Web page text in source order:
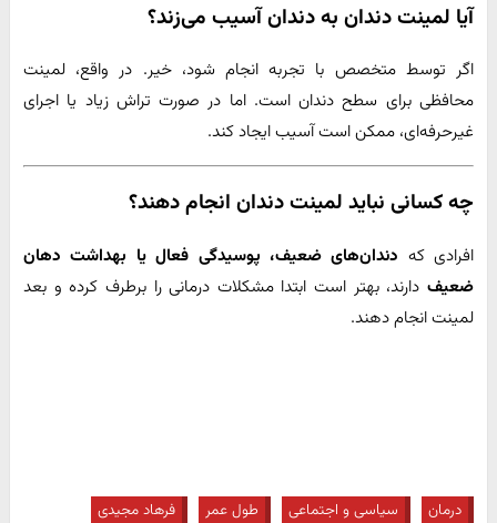
آیا لمینت دندان به دندان آسیب می‌زند؟
اگر توسط متخصص با تجربه انجام شود، خیر. در واقع، لمینت
محافظی برای سطح دندان است. اما در صورت تراش زیاد یا اجرای
غیرحرفه‌ای، ممکن است آسیب ایجاد کند.
چه کسانی نباید لمینت دندان انجام دهند؟
افرادی که دندان‌های ضعیف، پوسیدگی فعال یا بهداشت دهان
ضعیف دارند، بهتر است ابتدا مشکلات درمانی را برطرف کرده و بعد
لمینت انجام دهند.
درمان سیاسی و اجتماعی طول عمر
فرهاد مجیدی